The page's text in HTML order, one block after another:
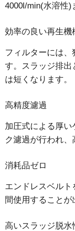
4000l/min(水溶性)
効率の良い再生機
フィルターには、
す。スラッジ排出
は短くなります。
高精度濾過
加圧式による厚
ク濾過が行われ、
消耗品ゼロ
エンドレスベル
間使用することが
高いスラッジ脱水